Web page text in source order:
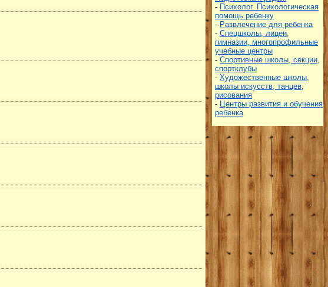
- Психолог. Психологическая
помощь ребенку
- Развлечение для ребенка
- Спецшколы, лицеи,
гимназии, многопрофильные
учебные центры
- Спортивные школы, секции,
спортклубы
- Художественные школы,
школы искусств, танцев,
рисования
- Центры развития и обучения
ребенка